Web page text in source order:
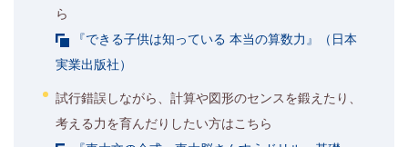
ら
『できる子供は知っている 本当の算数力』（日本
実業出版社）
試行錯誤しながら、計算や図形のセンスを鍛えたり、
考える力を育んだりしたい方はこちら